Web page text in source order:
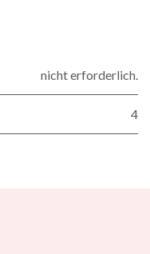
nicht erforderlich.
4